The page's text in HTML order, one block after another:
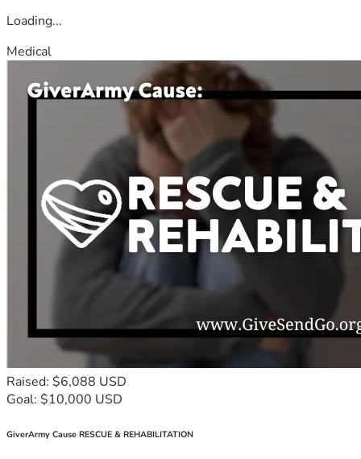
Loading...
Medical
Raised: $6,088 USD
Goal: $10,000 USD
GiverArmy Cause RESCUE & REHABILITATION